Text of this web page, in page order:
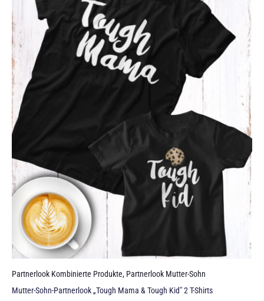
Partnerlook Kombinierte Produkte, Partnerlook Mutter-Sohn
Mutter-Sohn-Partnerlook „Tough Mama & Tough Kid" 2 T-Shirts